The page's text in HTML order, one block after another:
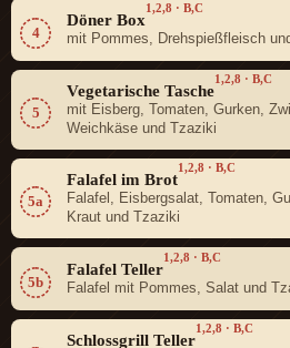
4
Döner Box
1,2,8 · B,C
mit Pommes, Drehspießfleisch
5
Vegetarische Tasche
1,2,8 · B,C
mit Eisberg, Tomaten, Gurken,
Weichkäse und Tzaziki
5a
Falafel im Brot
1,2,8 · B,C
Falafel, Eisbergsalat, Tomaten,
Kraut und Tzaziki
5b
Falafel Teller
1,2,8 · B,C
Falafel mit Pommes, Salat und
Schlossgrill Teller
1,2,8 · B,C